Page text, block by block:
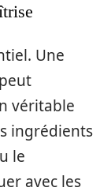
Une
véritable
ingrédients
le
avec les